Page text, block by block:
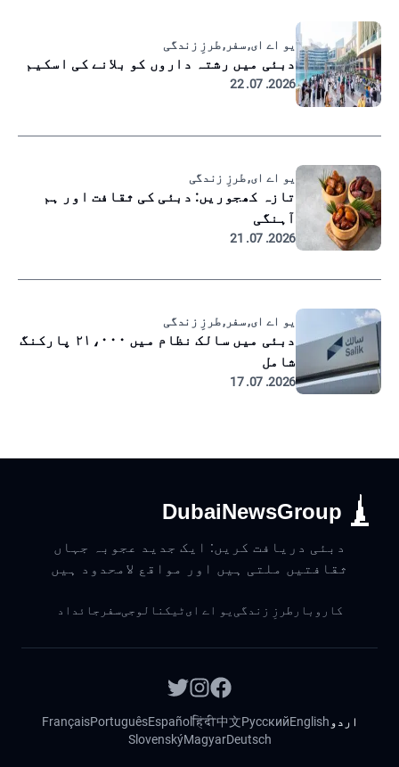
یو اے ای, سفر, طرزِ زندگی
دبئی میں رشتہ داروں کو بلانے کی اسکیم
2026. 07. 22
یو اے ای, طرزِ زندگی
تازہ کھجوریں: دبئی کی ثقافت اور ہم
آہنگی
2026. 07. 21
یو اے ای, سفر, طرزِ زندگی
دبئی میں سالک نظام میں ۲۱،۰۰۰ پارکنگ
شامل
2026. 07. 17
DubaiNewsGroup
دبئی دریافت کریں: ایک جدید عجوبہ جہاں
ثقافتیں ملتی ہیں اور مواقع لامحدود ہیں
کاروبار طرزِ زندگی یو اے ایٹیکنالوجیسفر جائداد
اردو English
Русский
中文
हिंदी
Español
Português
Français
Deutsch
Magyar
Slovenský